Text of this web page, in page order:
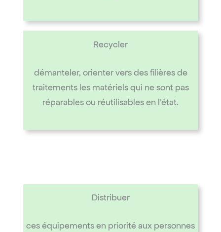
Recycler
démanteler, orienter vers des filières de
traitements les matériels qui ne sont pas
réparables ou réutilisables en l’état.
Distribuer
ces équipements en priorité aux personnes